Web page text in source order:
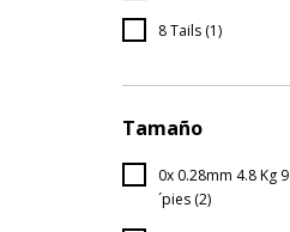
8 Tails (1)
Tamaño
0x 0.28mm 4.8 Kg 9
´pies (2)